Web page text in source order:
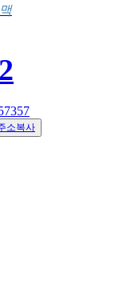
소복사